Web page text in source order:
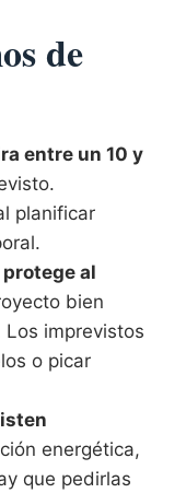
de
entre un 10 y
planificar
al
bien
imprevistos
o picar
energética,
que pedirlas